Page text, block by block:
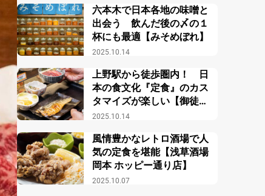
2025.10.14
六本木で日本各地の味噌と
出会う 飲んだ後の〆の１
杯にも最適【みそめぼれ】
2025.10.14
上野駅から徒歩圏内！ 日
本の食文化『定食』のカス
タマイズが楽しい【御徒町
小町食堂】
2025.10.07
風情豊かなレトロ酒場で人
気の定食を堪能【浅草酒場
岡本 ホッピー通り店】